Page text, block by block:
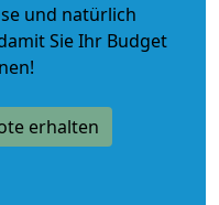
und natürlich
Sie Ihr Budget
erhalten